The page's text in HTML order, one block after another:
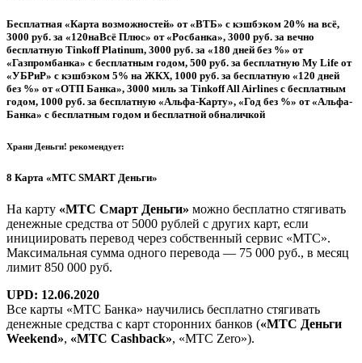
Бесплатная «Карта возможностей» от «ВТБ» с кэшбэком 20% на всё,
3000 руб. за «120наВсё Плюс» от «Росбанка», 3000 руб. за вечно
бесплатную Tinkoff Platinum, 3000 руб. за «180 дней без %» от
«Газпромбанка» с бесплатным годом, 500 руб. за бесплатную My Life от
«УБРиР» с кэшбэком 5% на ЖКХ, 1000 руб. за бесплатную «120 дней
без %» от «ОТП Банка», 3000 миль за Tinkoff All Airlines с бесплатным
годом, 1000 руб. за бесплатную «Альфа-Карту», «Год без %» от «Альфа-
Банка» с бесплатным годом и бесплатной обналичкой
Храни Деньги! рекомендует:
8 Карта «МТС SMART Деньги»
На карту «МТС Смарт Деньги» можно бесплатно стягивать
денежные средства от 5000 рублей с других карт, если
инициировать перевод через собственный сервис «МТС».
Максимальная сумма одного перевода — 75 000 руб., в месяц
лимит 850 000 руб.
UPD: 12.06.2020
Все карты «МТС Банка» научились бесплатно стягивать
денежные средства с карт сторонних банков («МТС Деньги
Weekend», «МТС Cashback», «МТС Zero»).